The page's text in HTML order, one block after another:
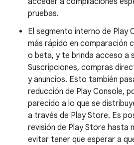
pruebas.
El segmento interno de Play
más rápido en comparación
o beta, y te brinda acceso a
Suscripciones, compras
y anuncios. Esto también
reducción de Play Console,
parecido a lo que se
a través de Play Store. Es
revisión de Play Store hasta
evitar tener que esperar a